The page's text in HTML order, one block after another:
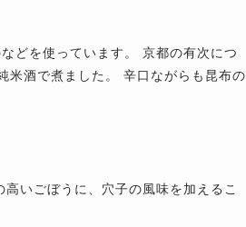
どを使っています。 京都の有次につ
米酒で煮ました。 辛口ながらも昆布の
いごぼうに、穴子の風味を加えるこ